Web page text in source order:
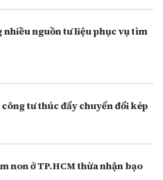
nhiều nguồn tư liệu phục vụ tìm
tư thúc đẩy chuyển đổi kép
non ở TP.HCM thừa nhận bạo